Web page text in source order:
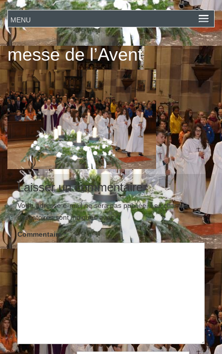
messe de l’Avent
Laisser un commentaire
Votre adresse e-mail ne sera pas publiée. Les champs
obligatoires sont indiqués avec*
Commentaire*